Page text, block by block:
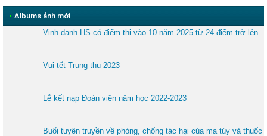
• Albums ảnh mới
Vinh danh HS có điểm thi vào 10 năm 2025 từ 24 điểm trở lên
Vui tết Trung thu 2023
Lễ kết nạp Đoàn viên năm học 2022-2023
Buổi tuyên truyền về phòng, chống tác hại của ma túy và thuốc